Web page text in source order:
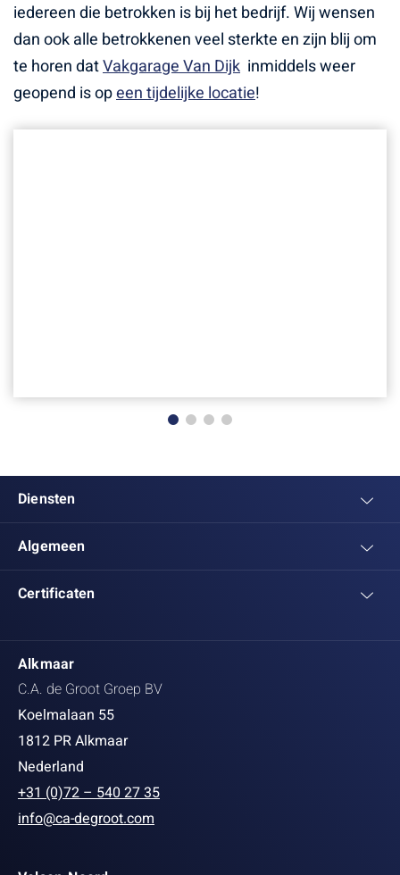
iedereen die betrokken is bij het bedrijf. Wij wensen
dan ook alle betrokkenen veel sterkte en zijn blij om
te horen datVakgarage Van Dijk inmiddels weer
geopend is opeen tijdelijke locatie!
Alkmaar
C.A. de Groot Groep BV
Koelmalaan 55
1812 PR Alkmaar
Nederland
+31 (0)72 – 540 27 35
info@ca-degroot.com
Diensten
Algemeen
Certificaten